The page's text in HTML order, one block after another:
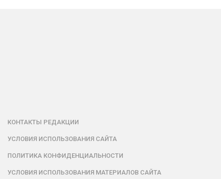
КОНТАКТЫ РЕДАКЦИИ
УСЛОВИЯ ИСПОЛЬЗОВАНИЯ САЙТА
ПОЛИТИКА КОНФИДЕНЦИАЛЬНОСТИ
УСЛОВИЯ ИСПОЛЬЗОВАНИЯ МАТЕРИАЛОВ САЙТА